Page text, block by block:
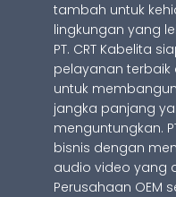
tambah untuk
lingkungan yang
PT. CRT Kabelita
pelayanan
untuk
jangka panjang
menguntungkan.
bisnis dengan
audio video yang
Perusahaan OEM